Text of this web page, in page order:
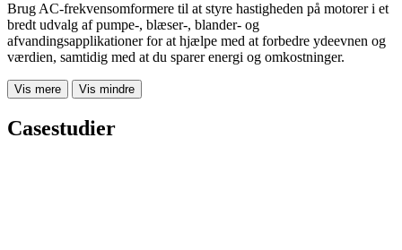
Brug AC-frekvensomformere til at styre hastigheden på motorer i et
bredt udvalg af pumpe-, blæser-, blander- og
afvandingsapplikationer for at hjælpe med at forbedre ydeevnen og
værdien, samtidig med at du sparer energi og omkostninger.
Vis mere Vis mindre
Casestudier